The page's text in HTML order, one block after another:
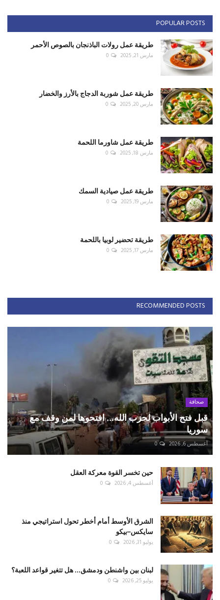
POPULAR POSTS
طريقة عمل رولات الباذنجان بالصوص الأحمر
مارس 21, 2025 0
طريقة عمل شوربة الدجاج بالأرز والخضار
مارس 20, 2025 0
طريقة عمل شاورما اللحمة
مارس 18, 2025 0
طريقة عمل صيادية السمك
مارس 19, 2025 0
طريقة تحضير لوبيا باللحمة
مارس 17, 2025 0
RECOMMENDED POSTS
صحافة
قبل فتح الأبواب لحزب الله... افتحوها لمن وقف مع
سوريا
أغسطس 6, 2026 0
حين تخسر القوة معركة العقل
أغسطس 4, 2026 0
الشرق الأوسط أمام أخطر تحول استراتيجي منذ
سايكس–بيكو
يوليو 31, 2026 0
لبنان بين واشنطن ودمشق... هل تتغير قواعد اللعبة؟
يوليو 25, 2026 0